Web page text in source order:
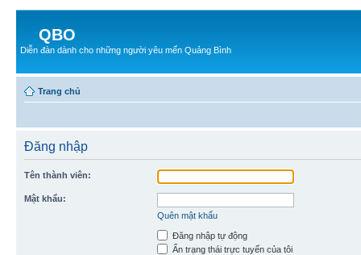
QBO
Diễn đàn dành cho những người yêu mến Quảng Bình
Trang chủ
Đăng nhập
Tên thành viên:
Mật khẩu:
Quên mật khẩu
Đăng nhập tự động
Ẩn trạng thái trực tuyến của tôi